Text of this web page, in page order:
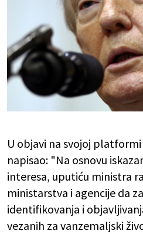
U objavi na svojoj
napisao: "Na osnovu
interesa, uputiću ministra
ministarstva i agencije da
identifikovanja i
vezanih za vanzemaljski